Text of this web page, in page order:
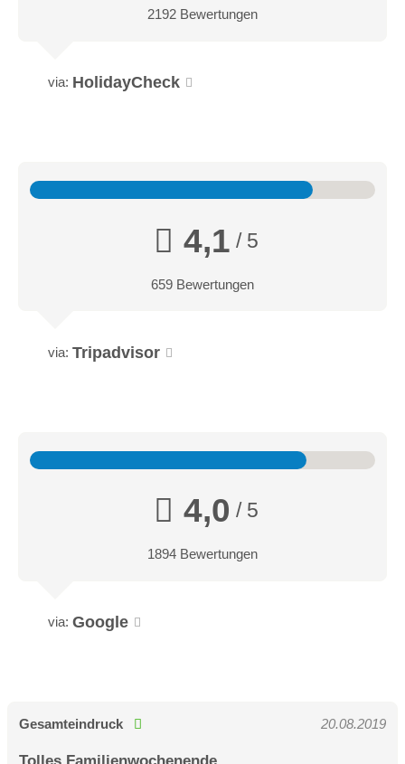
2192 Bewertungen
via: HolidayCheck
4,1 / 5
659 Bewertungen
via: Tripadvisor
4,0 / 5
1894 Bewertungen
via: Google
Gesamteindruck 20.08.2019